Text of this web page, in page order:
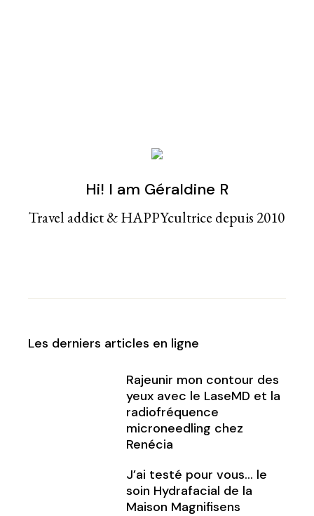
Hi! I am Géraldine R
Travel addict & HAPPYcultrice depuis 2010
Les derniers articles en ligne
Rajeunir mon contour des
yeux avec le LaseMD et la
radiofréquence
microneedling chez
Renécia
J’ai testé pour vous… le
soin Hydrafacial de la
Maison Magnifisens